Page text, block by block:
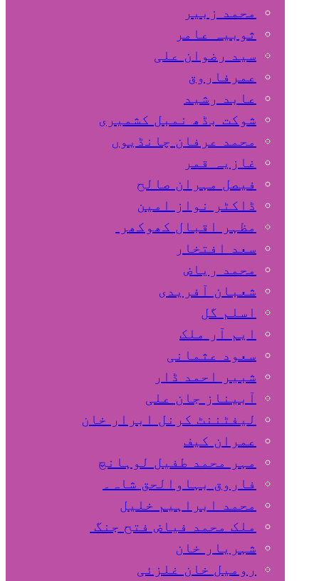
محمد زبیر
ثوبیہ عامر
سید رضوان علی
عمرفاروق
عابد رشید
شوکت بڈھ نمبل کشمیری
محمد عرفان چانڈیوں
غازیہ قمر
فیصل مہران صالح
ڈاکٹر نواز امین
مظہر اقبال کھوکھر
سعد افتخار
محمد ریاض
شعبان آفریدی
اسلم گل
ایم آر ملک
سعود عثمانی
شبیر احمد ڈار
آبیناز جان علی
لیفٹننٹ کرنل ابرار خان
عمران کیف
مہر محمد طفیل لوہانچ
فاروق بہاوالحق شاہ۔
محمد ابراہیم خلیل
ملک محمد فیاض فتح جنگ
شہریار خان
رومیل خان غلزئی